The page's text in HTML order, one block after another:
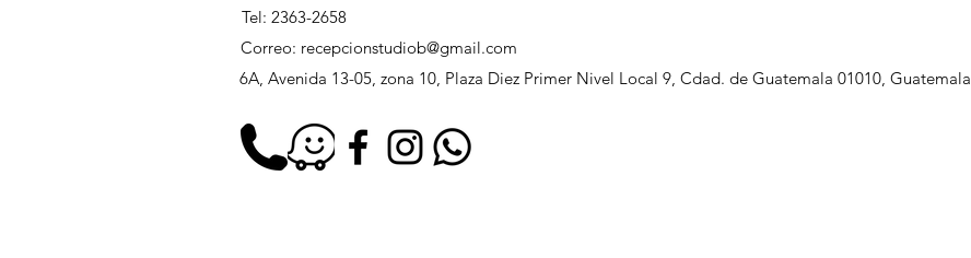
Tel: 2363-2658
Correo: recepcionstudiob@gmail.com
6A, Avenida 13-05, zona 10, Plaza Diez Primer Nivel Local 9, Cdad. de Guatemala 01010, Guatemala